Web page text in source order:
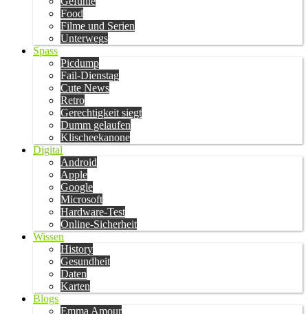
Food
Filme und Serien
Unterwegs
Spass
Picdump
Fail-Dienstag
Cute News
Retro
Gerechtigkeit siegt
Dumm gelaufen
Klischeekanone
Digital
Android
Apple
Google
Microsoft
Hardware-Test
Online-Sicherheit
Wissen
History
Gesundheit
Daten
Karten
Blogs
Emma Amour